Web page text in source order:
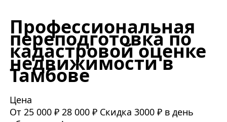
Профессиональная
переподготовка по
кадастровой оценке
недвижимости в
Тамбове
Цена
От 25 000 ₽ 28 000 ₽ Скидка 3000 ₽ в день